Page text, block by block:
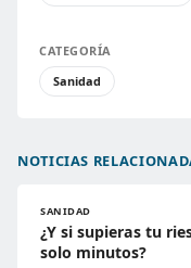
CATEGORÍA
Sanidad
NOTICIAS
SANIDAD
¿Y si supieras tu
solo minutos?